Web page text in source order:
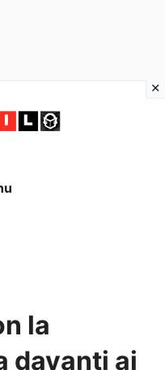
la
davanti ai